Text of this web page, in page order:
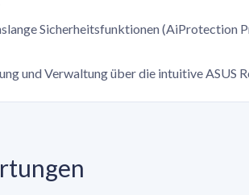
Sicherheitsfunktionen (AiProtection
und Verwaltung über die intuitive ASUS